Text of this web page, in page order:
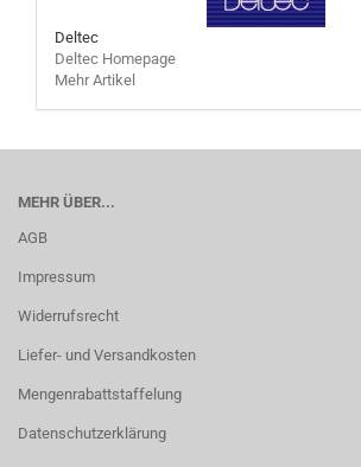
Deltec
Deltec Homepage
Mehr Artikel
MEHR ÜBER...
AGB
Impressum
Widerrufsrecht
Liefer- und Versandkosten
Mengenrabattstaffelung
Datenschutzerklärung